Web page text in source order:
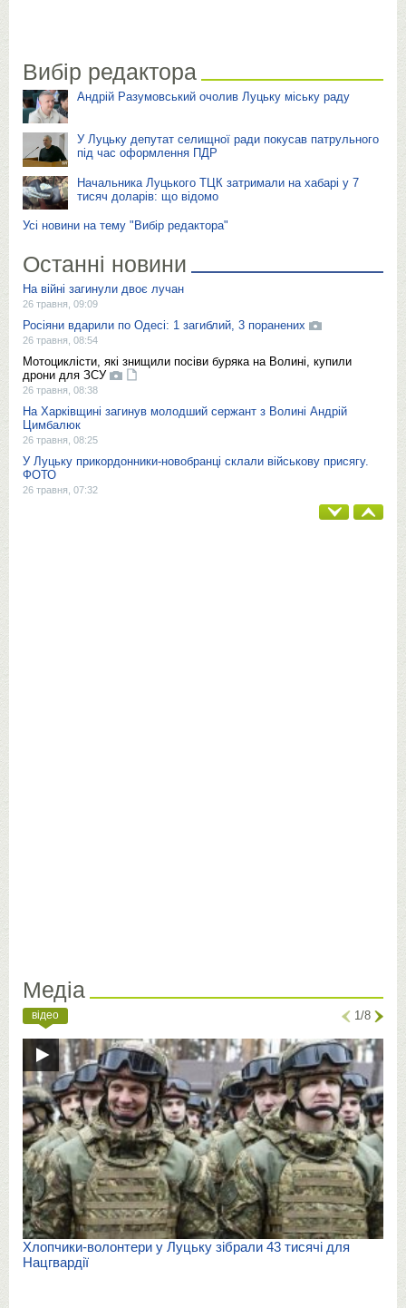
Вибір редактора
Андрій Разумовський очолив Луцьку міську раду
У Луцьку депутат селищної ради покусав патрульного
під час оформлення ПДР
Начальника Луцького ТЦК затримали на хабарі у 7
тисяч доларів: що відомо
Усі новини на тему "Вибір редактора"
Останні новини
На війні загинули двоє лучан
26 травня, 09:09
Росіяни вдарили по Одесі: 1 загиблий, 3 поранених
26 травня, 08:54
Мотоциклісти, які знищили посіви буряка на Волині, купили
дрони для ЗСУ
26 травня, 08:38
На Харківщині загинув молодший сержант з Волині Андрій
Цимбалюк
26 травня, 08:25
У Луцьку прикордонники-новобранці склали військову присягу.
ФОТО
26 травня, 07:32
Медіа
відео 1/8
Хлопчики-волонтери у Луцьку зібрали 43 тисячі для
Нацгвардії